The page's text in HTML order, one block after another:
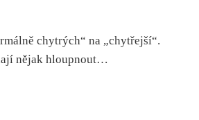
chytrých“ na „chytřejší“.
nějak hloupnout…